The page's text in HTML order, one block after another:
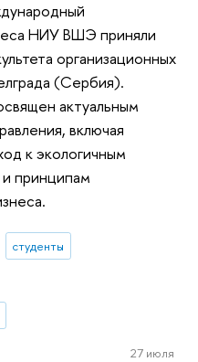
НИУ ВШЭ приняли
организационных
(Сербия).
актуальным
включая
к экологичным
принципам
студенты
27 июля